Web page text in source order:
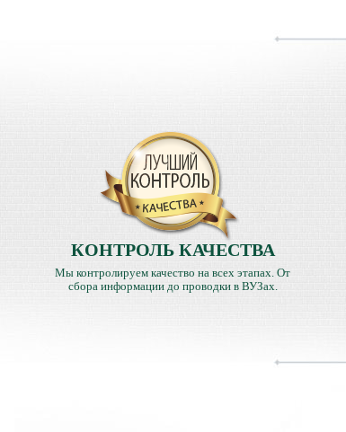
КОНТРОЛЬ КАЧЕСТВА
Мы контролируем качество на всех этапах. От
сбора информации до проводки в ВУЗах.